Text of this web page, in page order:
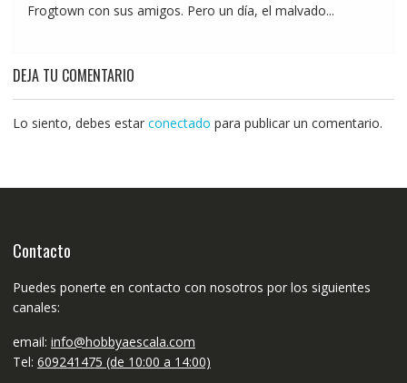
Frogtown con sus amigos. Pero un día, el malvado...
DEJA TU COMENTARIO
Lo siento, debes estar conectado para publicar un comentario.
Contacto
Puedes ponerte en contacto con nosotros por los siguientes
canales:
email: info@hobbyaescala.com
Tel: 609241475 (de 10:00 a 14:00)